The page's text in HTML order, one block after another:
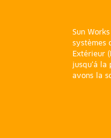
Sun
systèmes
Extérieur
jusqu‘á
avons la